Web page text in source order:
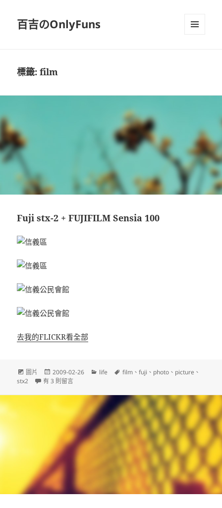
百吉のOnlyFuns
標籤:film
Fuji stx-2 + FUJIFILM Sensia 100
去我的FLICKR看全部
文
章
圖片
發
佈
2009-02-26
分
life
標
film 、fuji 、 photo 、 picture 、
stx2
在〈Fuji stx-2 + FUJIFILM Sensia 100〉中
有 3 則留言